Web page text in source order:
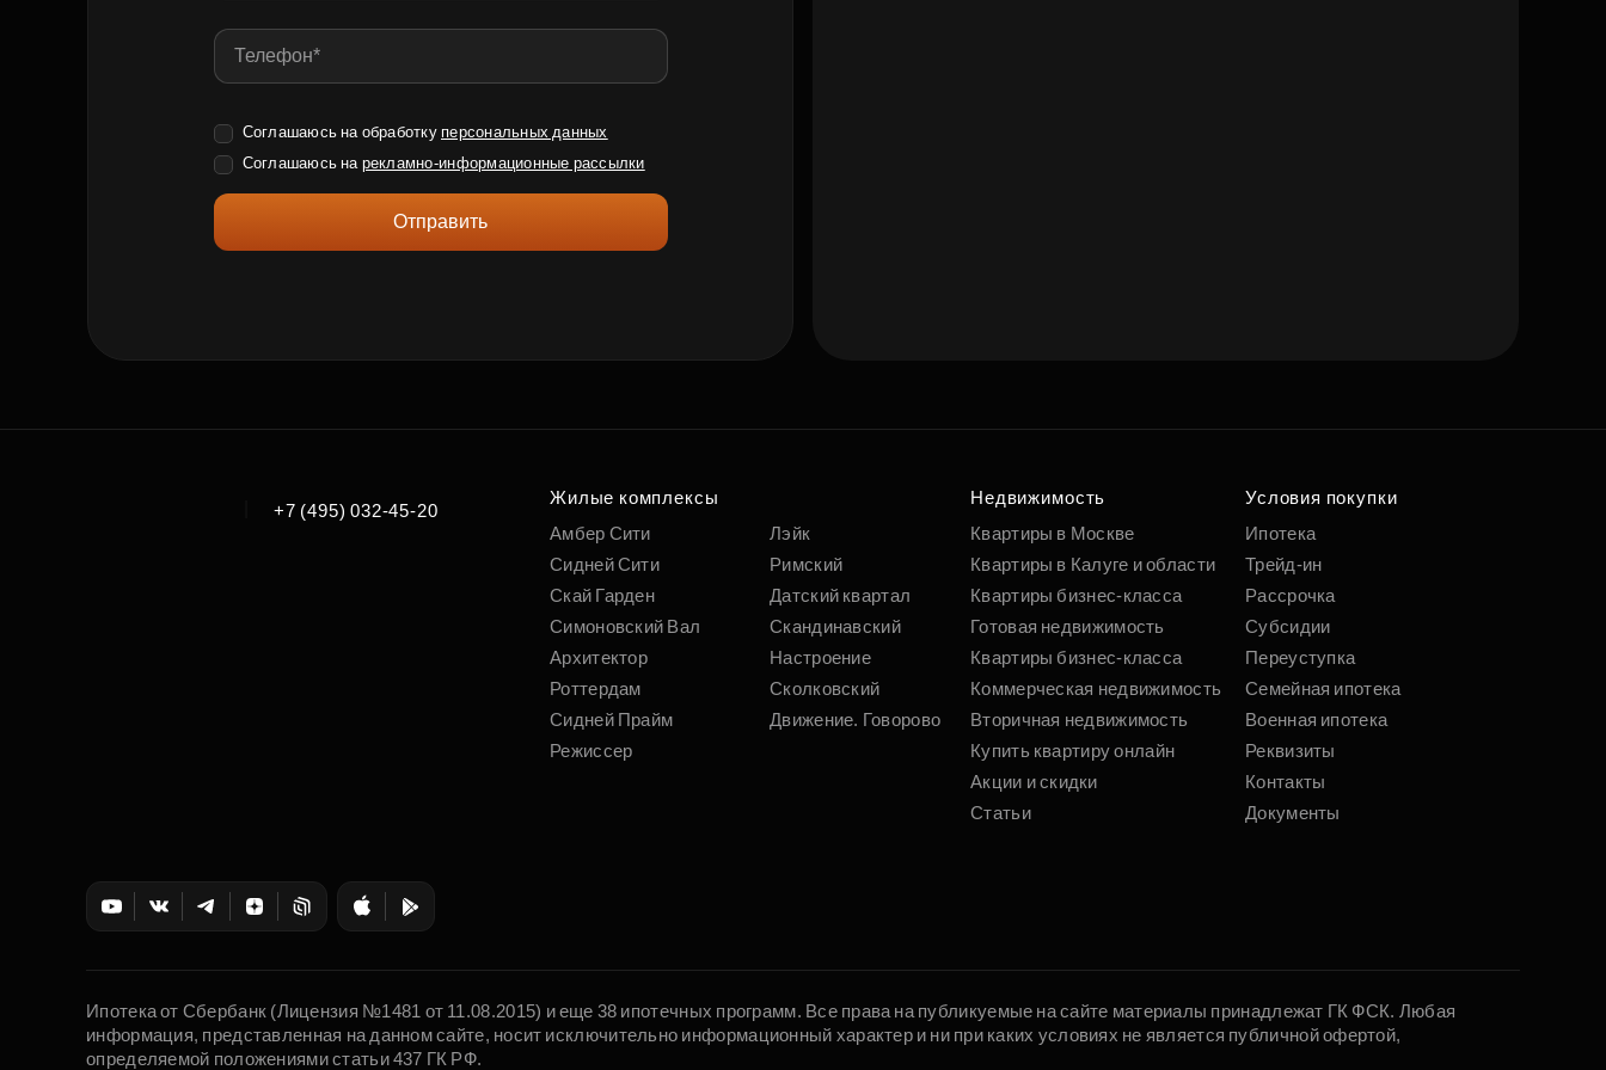
Соглашаюсь на обработку персональных данных
Соглашаюсь на рекламно-информационные рассылки
Отправить
+7 (495) 032-45-20
Жилые комплексы
Амбер Сити
Сидней Сити
Скай Гарден
Симоновский Вал
Архитектор
Роттердам
Сидней Прайм
Режиссер
Лэйк
Римский
Датский квартал
Скандинавский
Настроение
Сколковский
Движение. Говорово
Недвижимость
Квартиры в Москве
Квартиры в Калуге и области
Квартиры бизнес-класса
Готовая недвижимость
Квартиры бизнес-класса
Коммерческая недвижимость
Вторичная недвижимость
Купить квартиру онлайн
Акции и скидки
Статьи
Условия покупки
Ипотека
Трейд-ин
Рассрочка
Субсидии
Переуступка
Семейная ипотека
Военная ипотека
Реквизиты
Контакты
Документы
Ипотека от Сбербанк (Лицензия №1481 от 11.08.2015) и еще 38 ипотечных программ. Все права на публикуемые на сайте материалы принадлежат ГК ФСК. Любая
информация, представленная на данном сайте, носит исключительно информационный характер и ни при каких условиях не является публичной офертой,
определяемой положениями статьи 437 ГК РФ.